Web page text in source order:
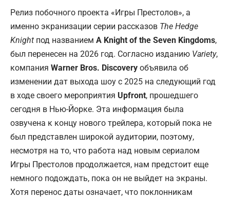
Релиз побочного проекта «Игры Престолов», а
именно экранизации серии рассказов The Hedge
Knight под названием A Knight of the Seven Kingdoms,
был перенесен на 2026 год. Согласно изданию Variety,
компания Warner Bros. Discovery объявила об
изменении дат выхода шоу с 2025 на следующий год
в ходе своего мероприятия Upfront, прошедшего
сегодня в Нью-Йорке. Эта информация была
озвучена к концу нового трейлера, который пока не
был представлен широкой аудитории, поэтому,
несмотря на то, что работа над новым сериалом
Игры Престолов продолжается, нам предстоит еще
немного подождать, пока он не выйдет на экраны.
Хотя перенос даты означает, что поклонникам